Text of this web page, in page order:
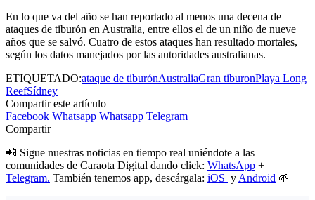
En lo que va del año se han reportado al menos una decena de
ataques de tiburón en Australia, entre ellos el de un niño de nueve
años que se salvó. Cuatro de estos ataques han resultado mortales,
según los datos manejados por las autoridades australianas.
ETIQUETADO:ataque de tiburónAustraliaGran tiburonPlaya Long
ReefSídney
Compartir este artículo
Facebook Whatsapp Whatsapp Telegram
Compartir
📲 Sigue nuestras noticias en tiempo real uniéndote a las
comunidades de Caraota Digital dando click: WhatsApp +
Telegram. También tenemos app, descárgala: iOS y Android 🌱